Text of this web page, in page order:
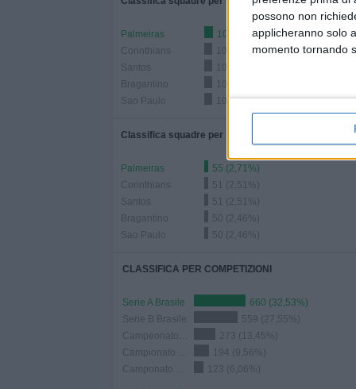
possono non
applicheranno solo
momento tornando
Palmeiras
107 (5,27%)
Corinthians
104 (5,13%)
Santos
Bragantino
Sao Paulo
101 (4,98%)
Classifica squadre per numero di partite in casa
Palmeiras
55 (2,71%)
Corinthians
51 (2,51%)
Santos
51 (2,51%)
Bragantino
50 (2,46%)
Sao Paulo
50 (2,46%)
CLASSIFICA PER COMPETIZIONI
Serie A Brasile
660 (32,53%)
Serie B Brasile
559 (27,55%)
273 (13,45%)
194 (9,56%)
123 (6,06%)